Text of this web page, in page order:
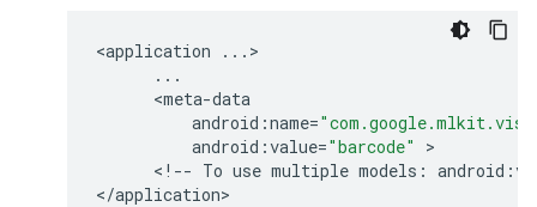
<application ... >
...
      <
meta-data
android :name=
android :value="barcode"
>
      <
! -- To use multiple models : android :
</application